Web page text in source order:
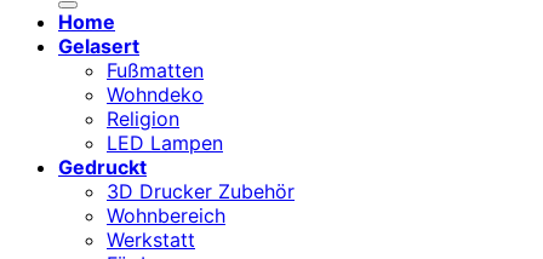
Home
Gelasert
Fußmatten
Wohndeko
Religion
LED Lampen
Gedruckt
3D Drucker Zubehör
Wohnbereich
Werkstatt